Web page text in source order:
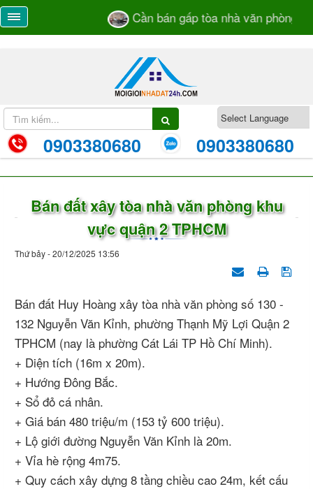
Cần bán gấp tòa nhà văn phòng số
0903380680 0903380680
Bán đất xây tòa nhà văn phòng khu
vực quận 2 TPHCM
Thứ bảy - 20/12/2025 13:56
Bán đất Huy Hoàng xây tòa nhà văn phòng số 130 -
132 Nguyễn Văn Kỉnh, phường Thạnh Mỹ Lợi Quận 2
TPHCM (nay là phường Cát Lái TP Hồ Chí Minh).
+ Diện tích (16m x 20m).
+ Hướng Đông Bắc.
+ Sổ đỏ cá nhân.
+ Giá bán 480 triệu/m (153 tỷ 600 triệu).
+ Lộ giới đường Nguyễn Văn Kỉnh là 20m.
+ Vỉa hè rộng 4m75.
+ Quy cách xây dựng 8 tầng chiều cao 24m, kết cấu